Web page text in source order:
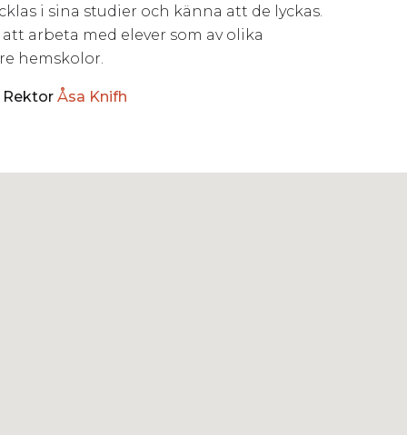
i sina studier och känna att de lyckas.
arbeta med elever som av olika
hemskolor.
RektorÅsa Knifh